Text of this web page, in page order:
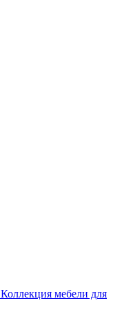
Коллекция мебели для